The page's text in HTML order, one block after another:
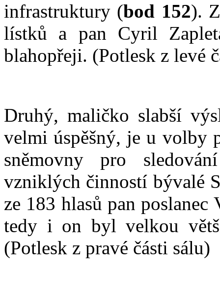
infrastruktury (bod 152).
lístků a pan Cyril
blahopřeji. (Potlesk z levé
Druhý, maličko slabší
velmi úspěšný, je u volby
sněmovny pro
vzniklých činností bývalé
ze 183 hlasů pan
tedy i on byl velkou
(Potlesk z pravé části sálu)